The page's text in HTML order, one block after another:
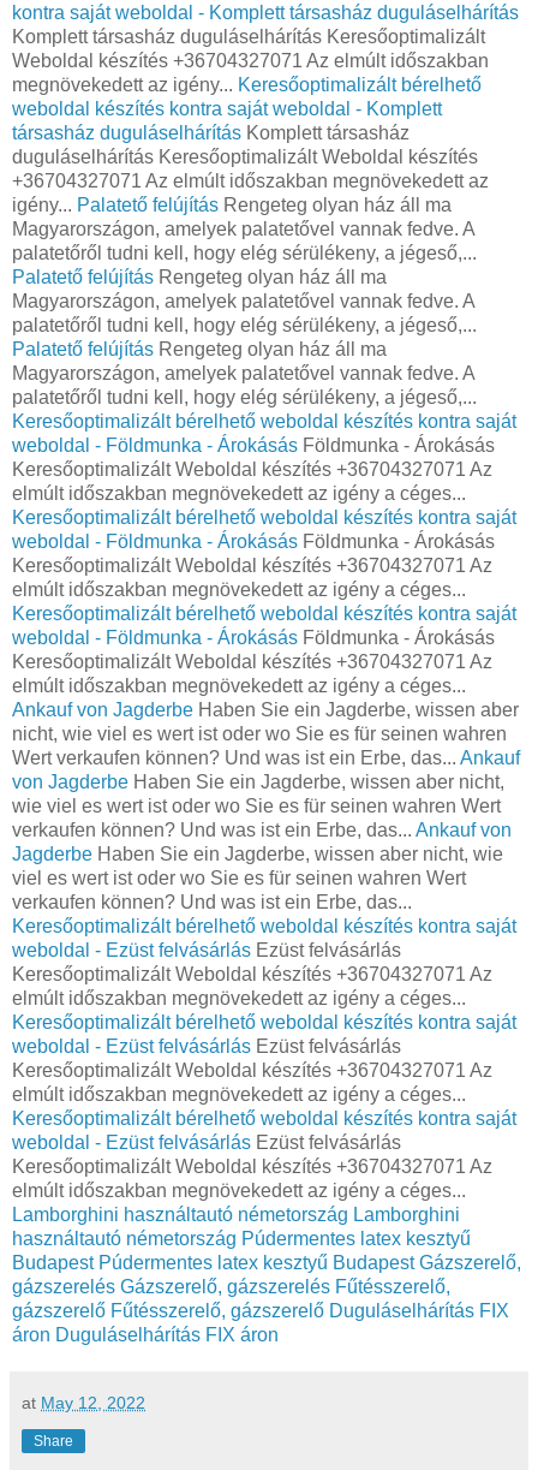
kontra saját weboldal - Komplett társasház duguláselhárítás
Komplett társasház duguláselhárítás Keresőoptimalizált
Weboldal készítés +36704327071 Az elmúlt időszakban
megnövekedett az igény... Keresőoptimalizált bérelhető
weboldal készítés kontra saját weboldal - Komplett
társasház duguláselhárítás Komplett társasház
duguláselhárítás Keresőoptimalizált Weboldal készítés
+36704327071 Az elmúlt időszakban megnövekedett az
igény... Palatető felújítás Rengeteg olyan ház áll ma
Magyarországon, amelyek palatetővel vannak fedve. A
palatetőről tudni kell, hogy elég sérülékeny, a jégeső,...
Palatető felújítás Rengeteg olyan ház áll ma
Magyarországon, amelyek palatetővel vannak fedve. A
palatetőről tudni kell, hogy elég sérülékeny, a jégeső,...
Palatető felújítás Rengeteg olyan ház áll ma
Magyarországon, amelyek palatetővel vannak fedve. A
palatetőről tudni kell, hogy elég sérülékeny, a jégeső,...
Keresőoptimalizált bérelhető weboldal készítés kontra saját
weboldal - Földmunka - Árokásás Földmunka - Árokásás
Keresőoptimalizált Weboldal készítés +36704327071 Az
elmúlt időszakban megnövekedett az igény a céges...
Keresőoptimalizált bérelhető weboldal készítés kontra saját
weboldal - Földmunka - Árokásás Földmunka - Árokásás
Keresőoptimalizált Weboldal készítés +36704327071 Az
elmúlt időszakban megnövekedett az igény a céges...
Keresőoptimalizált bérelhető weboldal készítés kontra saját
weboldal - Földmunka - Árokásás Földmunka - Árokásás
Keresőoptimalizált Weboldal készítés +36704327071 Az
elmúlt időszakban megnövekedett az igény a céges...
Ankauf von Jagderbe Haben Sie ein Jagderbe, wissen aber
nicht, wie viel es wert ist oder wo Sie es für seinen wahren
Wert verkaufen können? Und was ist ein Erbe, das... Ankauf
von Jagderbe Haben Sie ein Jagderbe, wissen aber nicht,
wie viel es wert ist oder wo Sie es für seinen wahren Wert
verkaufen können? Und was ist ein Erbe, das... Ankauf von
Jagderbe Haben Sie ein Jagderbe, wissen aber nicht, wie
viel es wert ist oder wo Sie es für seinen wahren Wert
verkaufen können? Und was ist ein Erbe, das...
Keresőoptimalizált bérelhető weboldal készítés kontra saját
weboldal - Ezüst felvásárlás Ezüst felvásárlás
Keresőoptimalizált Weboldal készítés +36704327071 Az
elmúlt időszakban megnövekedett az igény a céges...
Keresőoptimalizált bérelhető weboldal készítés kontra saját
weboldal - Ezüst felvásárlás Ezüst felvásárlás
Keresőoptimalizált Weboldal készítés +36704327071 Az
elmúlt időszakban megnövekedett az igény a céges...
Keresőoptimalizált bérelhető weboldal készítés kontra saját
weboldal - Ezüst felvásárlás Ezüst felvásárlás
Keresőoptimalizált Weboldal készítés +36704327071 Az
elmúlt időszakban megnövekedett az igény a céges...
Lamborghini használtautó németország Lamborghini
használtautó németország Púdermentes latex kesztyű
Budapest Púdermentes latex kesztyű Budapest Gázszerelő,
gázszerelés Gázszerelő, gázszerelés Fűtésszerelő,
gázszerelő Fűtésszerelő, gázszerelő Duguláselhárítás FIX
áron Duguláselhárítás FIX áron
at May 12, 2022
Share